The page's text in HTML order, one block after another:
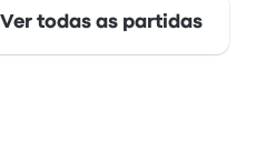
Ver todas as partidas